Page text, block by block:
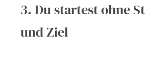
3. Du startest ohne
und Ziel